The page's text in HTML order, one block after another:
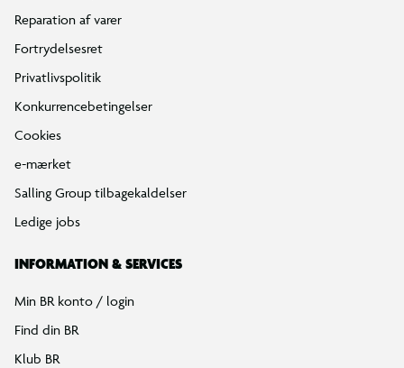
Reparation af varer
Fortrydelsesret
Privatlivspolitik
Konkurrencebetingelser
Cookies
e-mærket
Salling Group tilbagekaldelser
Ledige jobs
INFORMATION & SERVICES
Min BR konto / login
Find din BR
Klub BR